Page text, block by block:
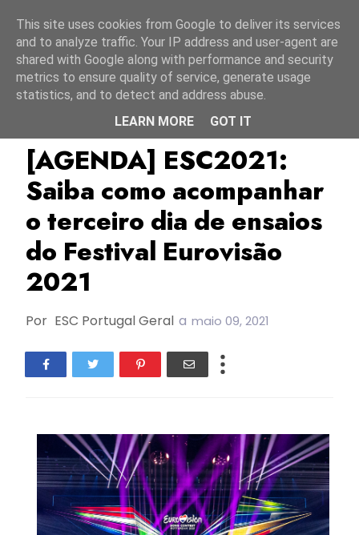
Agenda 2021 Ensaios ESC2021
[AGENDA] ESC2021:
Saiba como acompanhar
o terceiro dia de ensaios
do Festival Eurovisão
2021
Por ESC Portugal Geral a maio 09, 2021
This site uses cookies from Google to deliver its services
and to analyze traffic. Your IP address and user-agent are
shared with Google along with performance and security
metrics to ensure quality of service, generate usage
statistics, and to detect and address abuse.
LEARN MORE
GOT IT